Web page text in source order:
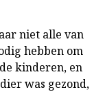
niet alle van
hebben om
kinderen, en
was gezond,